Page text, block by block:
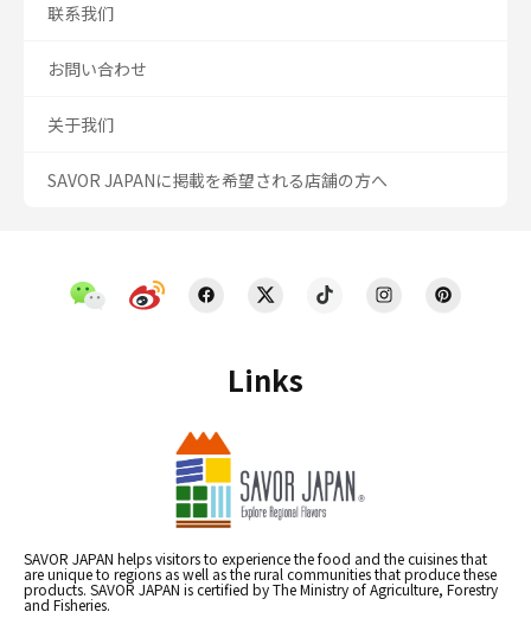
Links
SAVOR JAPAN helps visitors to experience the food and the cuisines that
are unique to regions as well as the rural communities that produce these
products. SAVOR JAPAN is certified by The Ministry of Agriculture, Forestry
and Fisheries.
联系我们
お問い合わせ
关于我们
SAVOR JAPANに掲載を希望される店舗の方へ